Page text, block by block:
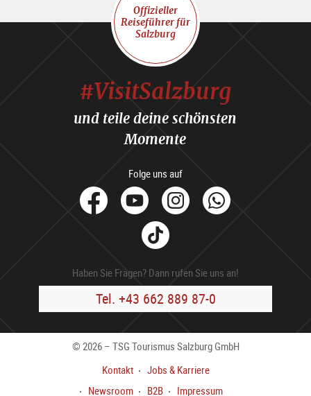
Offizieller
Reiseführer für
Salzburg
#VisitSalzburg
und teile deine schönsten
Momente
Folge uns auf
facebook
YoutubeInstagram
Tik
Tok
Haben Sie Fragen? Dann rufen Sie uns an!
Tel. +43 662 889 87-0
© 2026 – TSG Tourismus Salzburg GmbH
Kontakt
Jobs & Karriere
Newsroom
B2B Impressum